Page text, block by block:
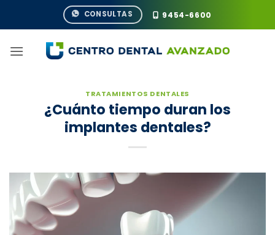
CONSULTAS 9454-6600
TRATAMIENTOS DENTALES
¿Cuánto tiempo duran los
implantes dentales?